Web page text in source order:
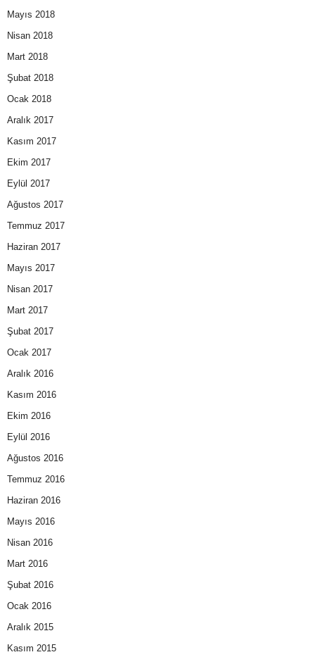
Mayıs 2018
Nisan 2018
Mart 2018
Şubat 2018
Ocak 2018
Aralık 2017
Kasım 2017
Ekim 2017
Eylül 2017
Ağustos 2017
Temmuz 2017
Haziran 2017
Mayıs 2017
Nisan 2017
Mart 2017
Şubat 2017
Ocak 2017
Aralık 2016
Kasım 2016
Ekim 2016
Eylül 2016
Ağustos 2016
Temmuz 2016
Haziran 2016
Mayıs 2016
Nisan 2016
Mart 2016
Şubat 2016
Ocak 2016
Aralık 2015
Kasım 2015